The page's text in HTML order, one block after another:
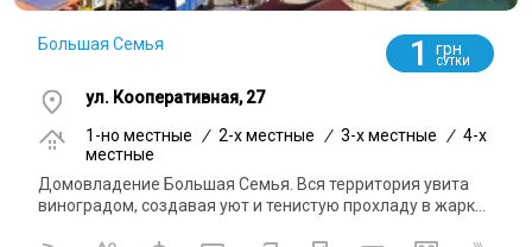
Большая Семья 1 грн
СУТКИ
ул. Кооперативная, 27
1-но местные
/ 2-x местные / 3-x местные / 4-x
местные
Домовладение Большая Семья. Вся территория увита
виноградом, создавая уют и тенистую прохладу в жарк...